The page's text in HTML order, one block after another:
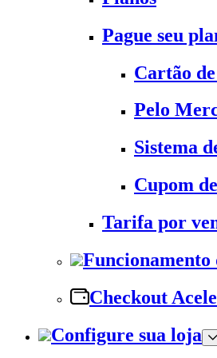
Pague seu
Cartão
Pelo
Sistema
Cupom
Tarifa por
Funcionamento
Checkout
Configure sua loja